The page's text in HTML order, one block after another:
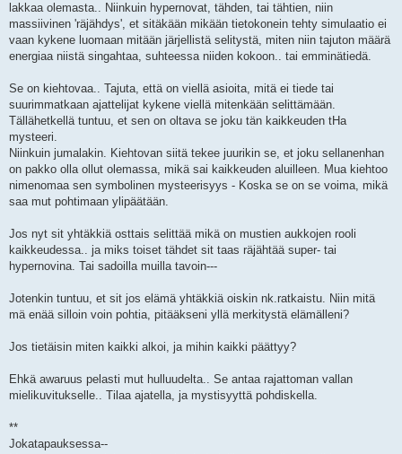
lakkaa olemasta.. Niinkuin hypernovat, tähden, tai tähtien, niin
massiivinen 'räjähdys', et sitäkään mikään tietokonein tehty simulaatio ei
vaan kykene luomaan mitään järjellistä selitystä, miten niin tajuton määrä
energiaa niistä singahtaa, suhteessa niiden kokoon.. tai emminätiedä.
Se on kiehtovaa.. Tajuta, että on viellä asioita, mitä ei tiede tai
suurimmatkaan ajattelijat kykene viellä mitenkään selittämään.
Tällähetkellä tuntuu, et sen on oltava se joku tän kaikkeuden tHa
mysteeri.
Niinkuin jumalakin. Kiehtovan siitä tekee juurikin se, et joku sellanenhan
on pakko olla ollut olemassa, mikä sai kaikkeuden aluilleen. Mua kiehtoo
nimenomaa sen symbolinen mysteerisyys - Koska se on se voima, mikä
saa mut pohtimaan ylipäätään.
Jos nyt sit yhtäkkiä osttais selittää mikä on mustien aukkojen rooli
kaikkeudessa.. ja miks toiset tähdet sit taas räjähtää super- tai
hypernovina. Tai sadoilla muilla tavoin---
Jotenkin tuntuu, et sit jos elämä yhtäkkiä oiskin nk.ratkaistu. Niin mitä
mä enää silloin voin pohtia, pitääkseni yllä merkitystä elämälleni?
Jos tietäisin miten kaikki alkoi, ja mihin kaikki päättyy?
Ehkä awaruus pelasti mut hulluudelta.. Se antaa rajattoman vallan
mielikuvitukselle.. Tilaa ajatella, ja mystisyyttä pohdiskella.
**
Jokatapauksessa--